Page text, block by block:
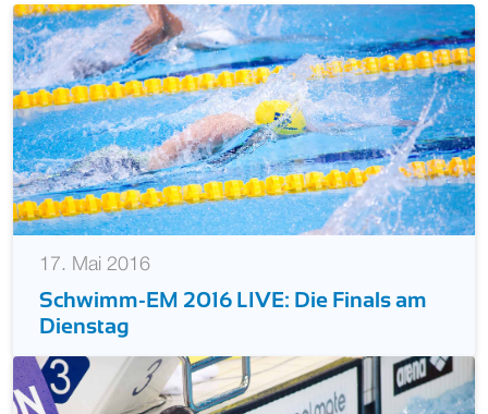
17. Mai 2016
Schwimm-EM 2016 LIVE: Die Finals am
Dienstag